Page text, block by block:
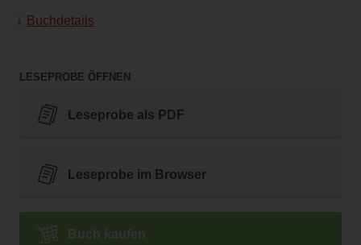
Buchdetails
LESEPROBE ÖFFNEN
Leseprobe als PDF
Leseprobe im Browser
Buch kaufen